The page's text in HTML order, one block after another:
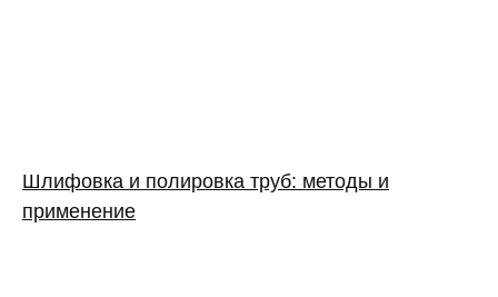
Шлифовка и полировка труб: методы и
применение